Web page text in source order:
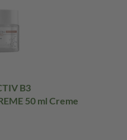
B3
ZELLERNEUERNDE CREME 50 ml Creme